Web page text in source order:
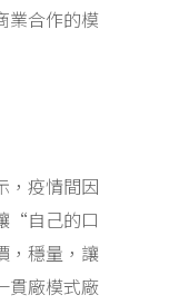
業合作的模
，疫情間因
“自己的口
，穩量，讓
貫廠模式廠